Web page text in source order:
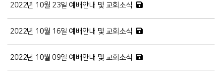
2022년 10월 23일 예배안내 및 교회소식
2022년 10월 16일 예배안내 및 교회소식
2022년 10월 09일 예배안내 및 교회소식